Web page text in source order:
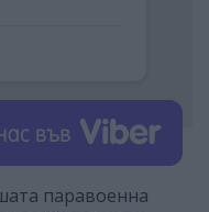
паравоенна